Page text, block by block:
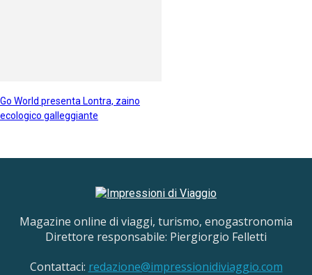
Go World presenta Lontra, zaino
ecologico galleggiante
Magazine online di viaggi, turismo, enogastronomia
Direttore responsabile: Piergiorgio Felletti
Contattaci: redazione@impressionidiviaggio.com